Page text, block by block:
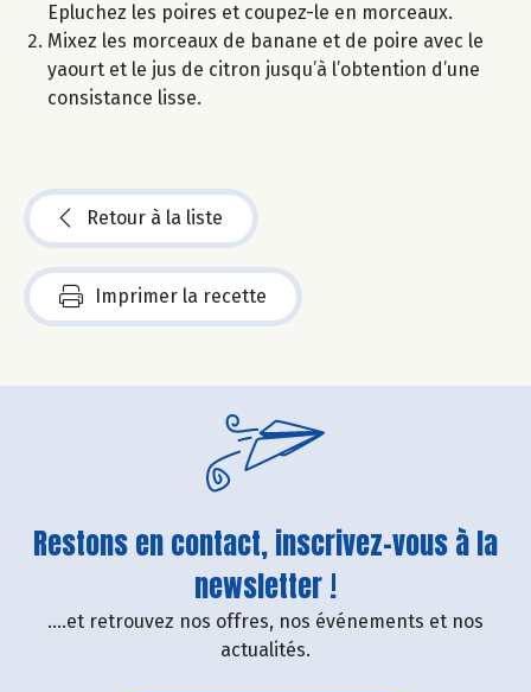
Epluchez les poires et coupez-le en morceaux.
Mixez les morceaux de banane et de poire avec le
yaourt et le jus de citron jusqu’à l’obtention d’une
consistance lisse.
Retour à la liste
Imprimer la recette
Restons en contact, inscrivez-vous à la
newsletter !
....et retrouvez nos offres, nos événements et nos
actualités.